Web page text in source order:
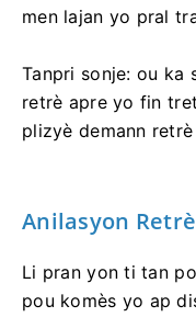
men lajan yo pral
Tanpri sonje: ou ka
retrè apre yo fin
plizyè demann
Anilasyon
Li pran yon ti tan
pou komès yo ap